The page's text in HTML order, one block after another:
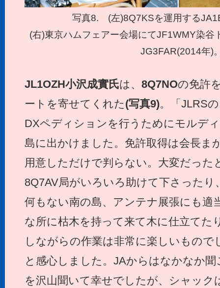
写真8. (左)8Q7KSを運用する
(右)東京ハムフェアー会場にてJF1WMY染谷
JG3FAR(2014年)
JL1OZH小沢成實氏は、 8Q7NOの免許
ートを寄せてくれた (写真9)。「JLRS
DXペディションを行うためにモルデ
島に出かけました。免許取得は会長ま
用意しただけで判らない。大変だった
8Q7AV局がいろいろ助けて下さった
何もない南の島、アンテナ展張にも適
な所に枯木を持って来て木に仕立てた
しながらの作業は非常に楽しいもの
と感心しました。JAからはなかなか
を沢山聞いて幸せでしたが、シャック